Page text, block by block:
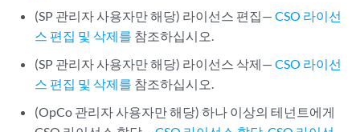
(SP 관리자 사용자만 해당) 라이선스 편집—CSO 라이선
스 편집 및 삭제를 참조하십시오.
(SP 관리자 사용자만 해당) 라이선스 삭제—CSO 라이선
스 편집 및 삭제를 참조하십시오.
(OpCo 관리자 사용자만 해당) 하나 이상의 테넌트에게